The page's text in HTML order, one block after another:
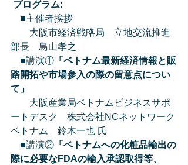
プログラム:
■主催者挨拶
大阪市経済戦略局　立地交流推進
部長　鳥山孝之
■講演① 「ベトナム最新経済情報と販
路開拓や市場参入の際の留意点につい
て」
大阪産業局ベトナムビジネスサポ
ートデスク　株式会社NCネットワーク
ベトナム　鈴木一也 氏
■講演② 「ベトナムへの化粧品輸出の
際に必要なFDAの輸入承認取得等、